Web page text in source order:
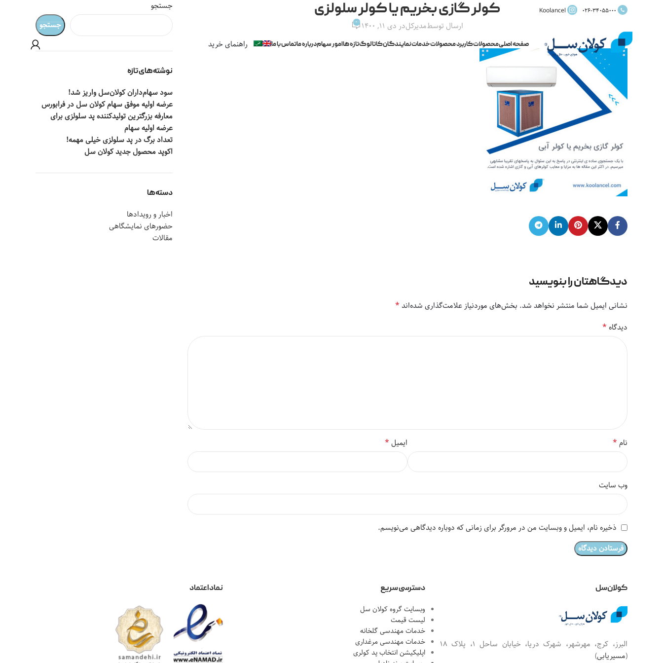
صفحه اصلیمحصولاتکاربرد محصولاتخدماتنمایندگانکاتالوگتازه هاامور سهامدرباره ماتماس با ما راهنمای خرید
کولر گازی بخریم یا کولر سلولزی
ارسال توسطمدیرکلدر دی ۱۱, ۱۴۰۰ 0
دیدگاهتان را بنویسید
نشانی ایمیل شما منتشر نخواهد شد. بخش‌های موردنیاز علامت‌گذاری شده‌اند*
دیدگاه*
نام* ایمیل*
وب‌ سایت
ذخیره نام، ایمیل و وبسایت من در مرورگر برای زمانی که دوباره دیدگاهی می‌نویسم.
جستجو
جستجو
نوشته‌های تازه
سود سهام‌داران کولان‌سل واریز شد!
عرضه اولیه موفق سهام کولان سل در فرابورس
معارفه بزرگترین تولیدکننده پد سلولزی برای
عرضه اولیه سهام
تعداد برگ در پد سلولزی خیلی مهمه!
اکوپد محصول جدید کولان‌ سل
دسته‌ها
اخبار و رویدادها
حضورهای نمایشگاهی
مقالات
کولان‌سل
البرز، کرج، مهرشهر، شهرک دریا، خیابان ساحل 1، پلاک 18
(مسیریابی)
دسترسی سریع
وبسایت گروه کولان سل
لیست قیمت
خدمات مهندسی گلخانه
خدمات مهندسی مرغداری
اپلیکیشن انتخاب پد کولری
نماد اعتماد